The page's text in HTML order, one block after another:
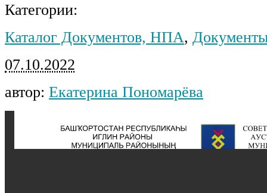
Категории:
Каталог Документов, НПА,
07.10.2022
автор: Екатерина Пономарёва